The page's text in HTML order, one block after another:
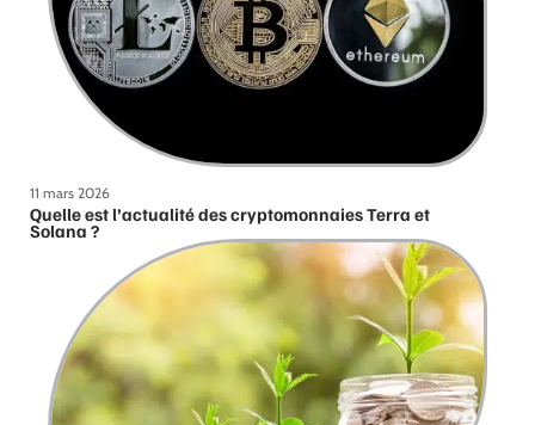
11 mars 2026
Quelle est l’actualité des cryptomonnaies Terra et
Solana ?